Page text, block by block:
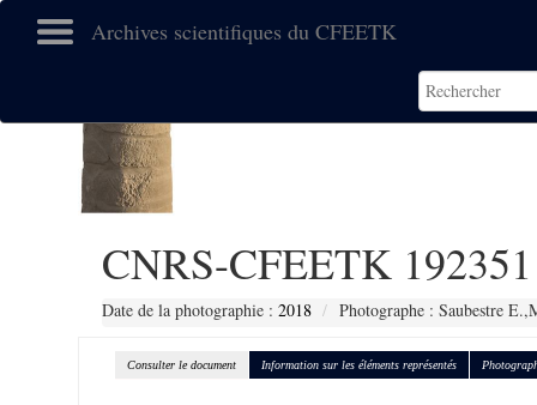
Archives scientifiques du CFEETK
CNRS-CFEETK 192351
Date de la photographie : 2018 Photographe : Saubestre
Consulter le document Information sur les éléments représentés